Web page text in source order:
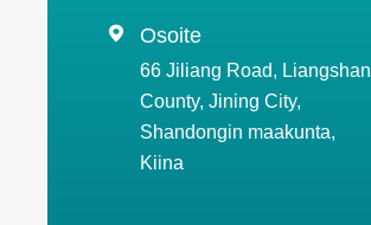
 Osoite
66 Jiliang Road, Liangshan
County, Jining City,
Shandongin maakunta,
Kiina